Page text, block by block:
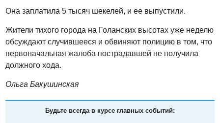
Она заплатила 5 тысяч шекелей, и ее выпустили.
Жители тихого города на Голанских высотах уже неделю
обсуждают случившееся и обвиняют полицию в том, что
первоначальная жалоба пострадавшей не получила
должного хода.
Ольга Бакушинская
Будьте всегда в курсе главных событий: